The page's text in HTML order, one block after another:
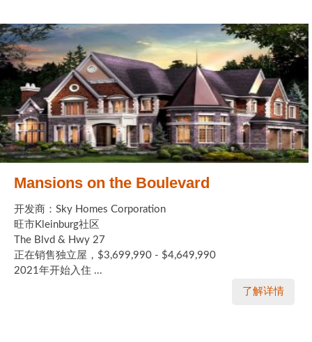
Mansions on the Boulevard
开发商：Sky Homes Corporation
旺市Kleinburg社区
The Blvd & Hwy 27
正在销售独立屋，$3,699,990 - $4,649,990
2021年开始入住 ...
了解详情